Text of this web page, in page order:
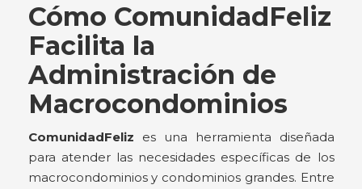
Cómo ComunidadFeliz
Facilita la
Administración de
Macrocondominios
ComunidadFeliz es una herramienta diseñada
para atender las necesidades específicas de los
macrocondominios y condominios grandes. Entre